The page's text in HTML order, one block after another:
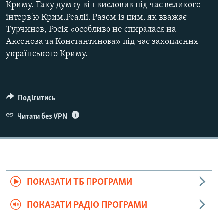
Криму. Таку думку він висловив під час великого
інтерв'ю Крим.Реалії. Разом із цим, як вважає
Турчинов, Росія «особливо не спиралася на
Аксенова та Константинова» під час захоплення
українського Криму.
Поділитись
Читати без VPN
ПОКАЗАТИ ТБ ПРОГРАМИ
ПОКАЗАТИ РАДІО ПРОГРАМИ